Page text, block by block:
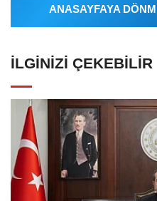
ANASAYFAYA
İLGINIZI ÇEKEBILIR